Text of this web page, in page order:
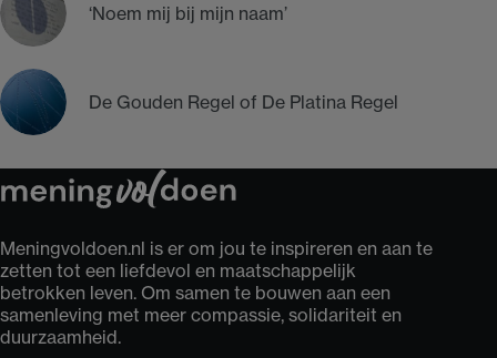
‘Noem mij bij mijn naam’
De Gouden Regel of De Platina Regel
Meningvoldoen.nl is er om jou te inspireren en aan te
zetten tot een liefdevol en maatschappelijk
betrokken leven. Om samen te bouwen aan een
samenleving met meer compassie, solidariteit en
duurzaamheid.